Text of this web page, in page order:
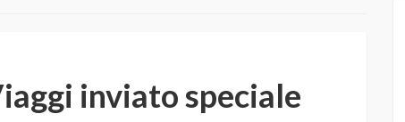
inviato speciale